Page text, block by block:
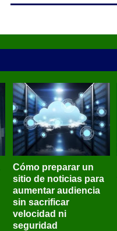
Cómo preparar un
sitio de noticias para
aumentar audiencia
sin sacrificar
velocidad ni
seguridad